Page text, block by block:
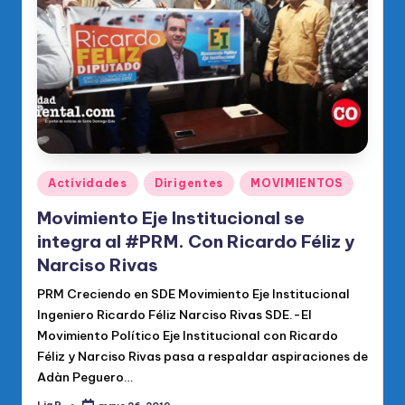
di
c
o
O
fi
ci
al
d
el
P
R
M
Publicado
en
Actividades Dirigentes MOVIMIENTOS
Movimiento Eje Institucional se
integra al #PRM. Con Ricardo Féliz y
Narciso Rivas
PRM Creciendo en SDE Movimiento Eje Institucional
Ingeniero Ricardo Féliz Narciso Rivas SDE.-El
Movimiento Político Eje Institucional con Ricardo
Féliz y Narciso Rivas pasa a respaldar aspiraciones de
Adàn Peguero…